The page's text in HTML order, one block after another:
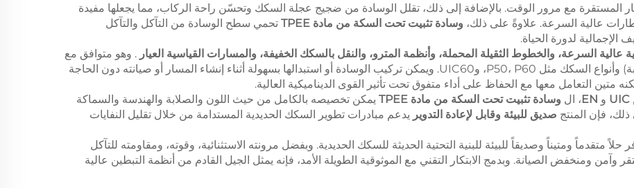
المستقرة مع مرور الوقت. بالإضافة إلى ذلك، تقلل الوسادة من ضجيج عجلة السكك وتحسّن راحة الركاب، مما يجعلها مفيدة
عالية السرعة. علاوةً على ذلك، وسادة تثبيت تحت السكة من مادة TPEE
تحمي سطح الوسادة من التآكل والتآكل
الإجمالية لدورة الحياة.
عالية السرعة، والخطوط الثقيلة المحملة، وأنظمة المترو، والنقل بالسكك الخفيفة، والمسارات القياسية العيار . وهو متوافق مع
مختلف مواد الوسائد (الخرسانة، الخشب، المواد المركبة) وأنواع السكك مثل P50، P60، وUIC60. ويمكن تركيب الوسادة أو استبدالها بسهولة أثناء إنشاء المسار أو صيانته دون الحاجة
التعامل معها مع الحفاظ على أداء متفوق تحت تأثير القوى الديناميكية العالية.
UIC , و EN، ال وسادة تثبيت تحت السكة من مادة TPEE
يمكن تخصيصه بالكامل من حيث اللون والصلابة والهندسة والسماكة
فإن المنتج صديق للبيئة وقابل لإعادة التدوير يدعم مبادرات تطوير السكك الحديدية المستدامة من خلال تقليل النفايات
حلاً متقدماً ومتيناً وصديقاً للبيئة للبنية التحتية الحديثة للسكك الحديدية. وبفضل مرونته الاستثنائية، وقوته، ومقاومته للتآكل
ومنخفض الصيانة. وبدمج الابتكار التقني مع الموثوقية الطويلة الأمد، فإنه يمثل الجيل القادم من أنظمة التبطين عالية